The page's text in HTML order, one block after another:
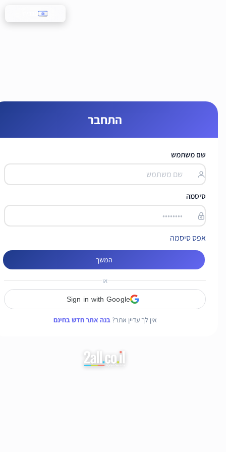
התחבר
שם משתמש
סיסמה
אפס סיסמה
המשך
או
Sign in with Google
אין לך עדיין אתר?בנה אתר חדש בחינם